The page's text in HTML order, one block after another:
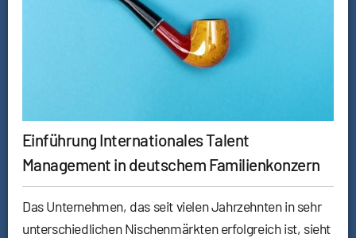
Einführung Internationales Talent
Management in deutschem Familienkonzern
Das Unternehmen, das seit vielen Jahrzehnten in sehr
unterschiedlichen Nischenmärkten erfolgreich ist, sieht